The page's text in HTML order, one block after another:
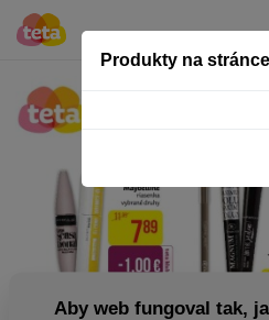
Produkty na stránce
Aby web fungoval tak,